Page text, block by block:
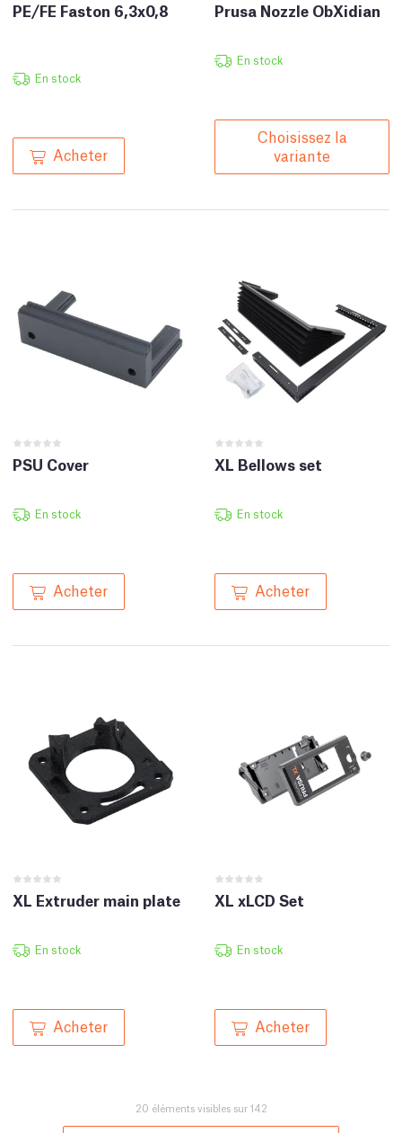
PE/FE Faston 6,3x0,8
En stock
Acheter
Prusa Nozzle ObXidian
En stock
Choisissez la
variante
PSU Cover
En stock
Acheter
XL Bellows set
En stock
Acheter
XL Extruder main plate
En stock
Acheter
XL xLCD Set
En stock
Acheter
20 éléments visibles sur 142